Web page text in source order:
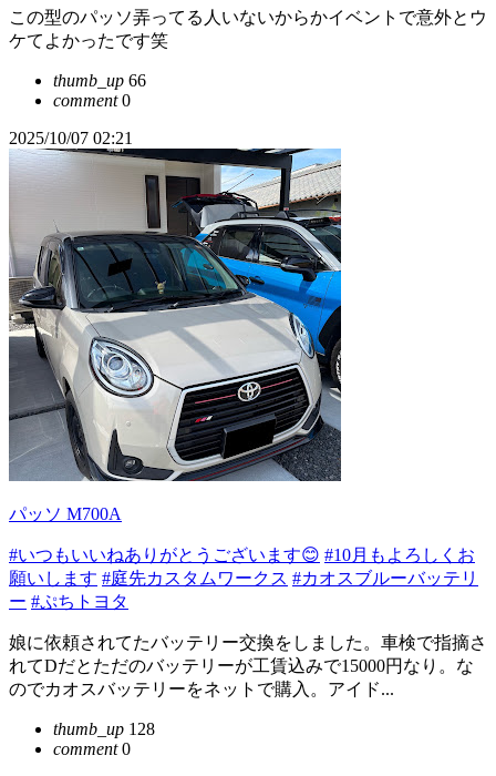
この型のパッソ弄ってる人いないからかイベントで意外とウ
ケてよかったです笑
thumb_up 66
comment0
2025/10/07 02:21
パッソ M700A
#いつもいいねありがとうございます😊 #10月もよろしくお
願いします #庭先カスタムワークス #カオスブルーバッテリ
ー #ぷちトヨタ
娘に依頼されてたバッテリー交換をしました。車検で指摘さ
れてDだとただのバッテリーが工賃込みで15000円なり。な
のでカオスバッテリーをネットで購入。アイド...
thumb_up 128
comment0